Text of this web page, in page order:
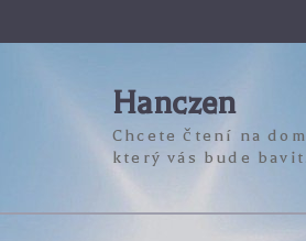
Hanczen
Chcete čtení na
který vás bude